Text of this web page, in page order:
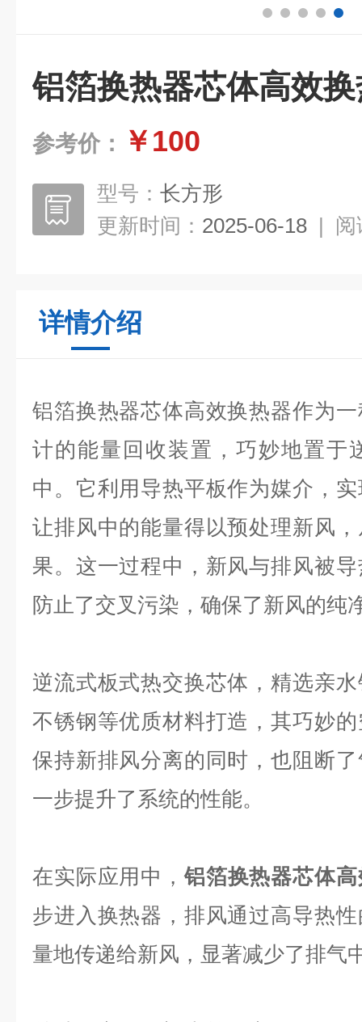
铝箔换热器芯体高效
参考价： ￥100
型号： 长方形
更新时间： 2025-06-18 | 阅
详情介绍
铝箔换热器芯体高效换热器作为
计的能量回收装置，巧妙地置于
中。它利用导热平板作为媒介，
让排风中的能量得以预处理新风
果。这一过程中，新风与排风被
防止了交叉污染，确保了新风的纯
逆流式板式热交换芯体，精选亲
不锈钢等优质材料打造，其巧妙
保持新排风分离的同时，也阻断
一步提升了系统的性能。
在实际应用中，铝箔换热器芯体
步进入换热器，排风通过高导热
量地传递给新风，显著减少了排气